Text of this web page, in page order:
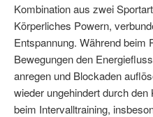
Kombination aus zwei
Körperliches Powern,
Entspannung. Während beim
Bewegungen den
anregen und Blockaden
wieder ungehindert durch
beim Intervalltraining,